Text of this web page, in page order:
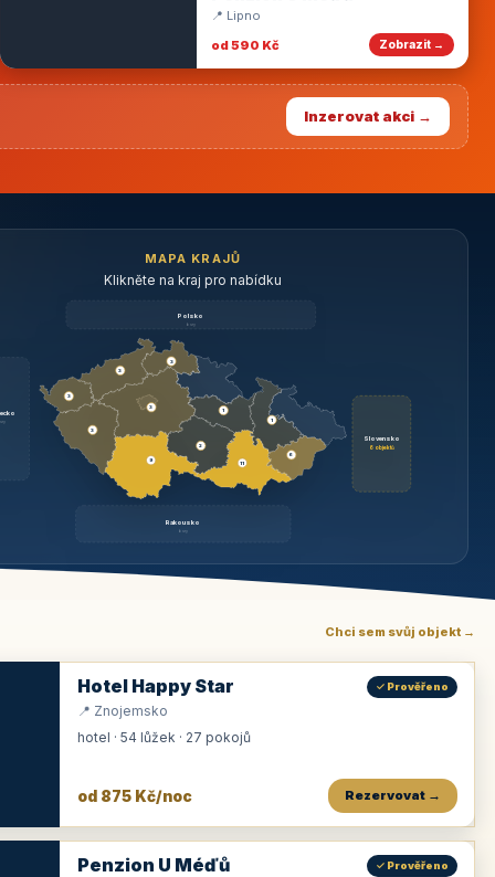
📍 Lipno
od 590 Kč
Zobrazit →
Inzerovat akci →
MAPA KRAJŮ
Klikněte na kraj pro nabídku
Polsko
brzy
Slovensko
6 objektů
Rakousko
brzy
3
9
3
3
3
3
1
2
11
1
6
Chci sem svůj objekt →
Hotel Happy Star ✓ Prověřeno
📍 Znojemsko
hotel · 54 lůžek · 27 pokojů
od 875 Kč/noc Rezervovat →
Penzion U Méďů ✓ Prověřeno